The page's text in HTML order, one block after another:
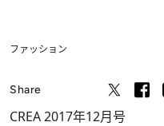
ファッション
Share
CREA 2017年12月号